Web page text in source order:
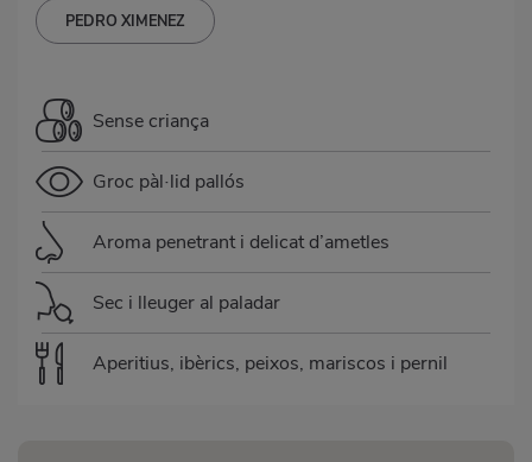
PEDRO XIMENEZ
Sense criança
Groc pàl·lid pallós
Aroma penetrant i delicat d’ametles
Sec i lleuger al paladar
Aperitius, ibèrics, peixos, mariscos i pernil